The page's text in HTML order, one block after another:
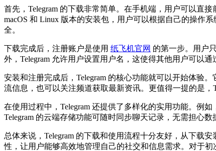
首先，Telegram 的下载非常简单。在手机端，用户可以直接
macOS 和 Linux 版本的安装包，用户可以根据自己的操作
全。
下载完成后，注册账户是使用 纸飞机官网 的第一步。用户
外，Telegram 允许用户设置用户名，这使得其他用户可以
安装和注册完成后，Telegram 的核心功能就可以开始体验
流信息，也可以关注频道获取最新资讯。更值得一提的是，
在使用过程中，Telegram 还提供了多样化的实用功能。例
Telegram 的云端存储功能可随时同步聊天记录，无需担心
总体来说，Telegram 的下载和使用流程十分友好，从下载
性，让用户能够高效地管理自己的社交和信息需求。对于